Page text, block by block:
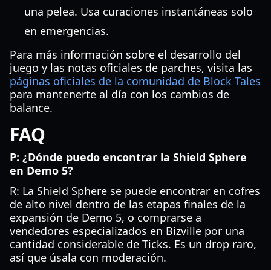
una pelea. Usa curaciones instantáneas solo
en emergencias.
Para más información sobre el desarrollo del
juego y las notas oficiales de parches, visita las
páginas oficiales de la comunidad de Block Tales
para mantenerte al día con los cambios de
balance.
FAQ
P: ¿Dónde puedo encontrar la Shield Sphere
en Demo 5?
R: La Shield Sphere se puede encontrar en cofres
de alto nivel dentro de las etapas finales de la
expansión de Demo 5, o comprarse a
vendedores especializados en Bizville por una
cantidad considerable de Ticks. Es un drop raro,
así que úsala con moderación.